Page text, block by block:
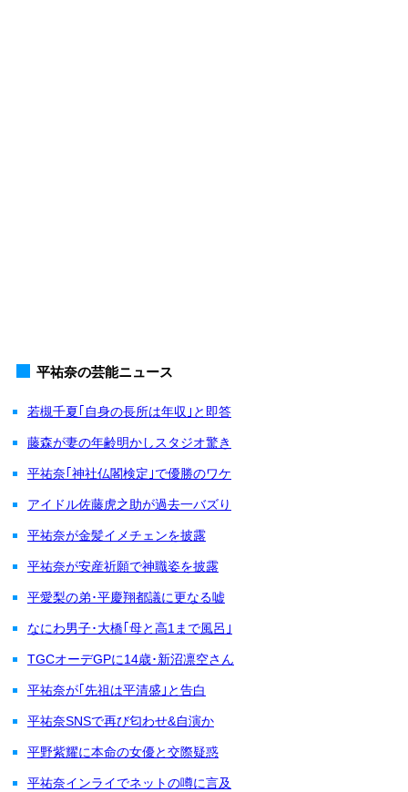
平祐奈の芸能ニュース
若槻千夏｢自身の長所は年収｣と即答
藤森が妻の年齢明かしスタジオ驚き
平祐奈｢神社仏閣検定｣で優勝のワケ
アイドル佐藤虎之助が過去一バズり
平祐奈が金髪イメチェンを披露
平祐奈が安産祈願で神職姿を披露
平愛梨の弟･平慶翔都議に更なる嘘
なにわ男子･大橋｢母と高1まで風呂｣
TGCオーデGPに14歳･新沼凛空さん
平祐奈が｢先祖は平清盛｣と告白
平祐奈SNSで再び匂わせ&自演か
平野紫耀に本命の女優と交際疑惑
平祐奈インライでネットの噂に言及